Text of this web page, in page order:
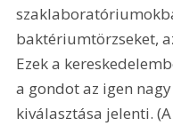
baktériumtörzseket,
Ezek a
a gondot az igen
kiválasztása jelenti.